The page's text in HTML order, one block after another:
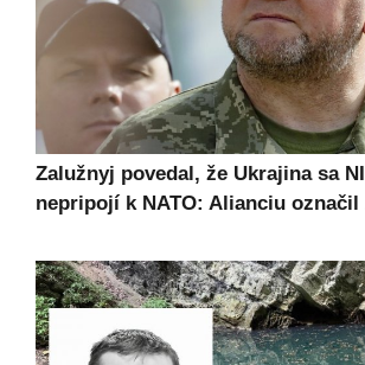
Zalužnyj povedal, že Ukrajina sa
nepripojí k NATO: Alianciu označil